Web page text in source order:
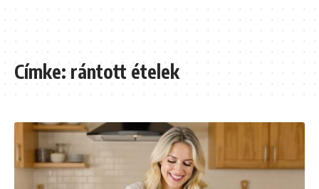
Címke:rántott ételek